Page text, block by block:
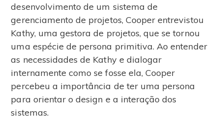
desenvolvimento de um sistema de
gerenciamento de projetos, Cooper entrevistou
Kathy, uma gestora de projetos, que se tornou
uma espécie de persona primitiva. Ao entender
as necessidades de Kathy e dialogar
internamente como se fosse ela, Cooper
percebeu a importância de ter uma persona
para orientar o design e a interação dos
sistemas.